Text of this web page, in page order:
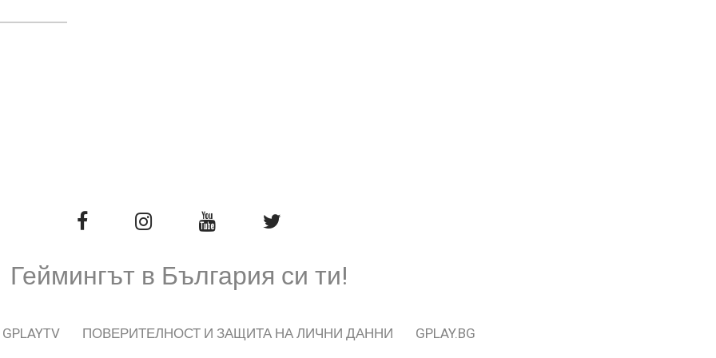
Геймингът в България си ти!
ПОВЕРИТЕЛНОСТ И ЗАЩИТА НА ЛИЧНИ ДАННИ GPLAY.BG